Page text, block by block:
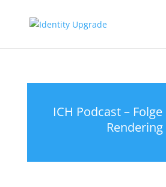
ICH Podcast – Folge
Rendering